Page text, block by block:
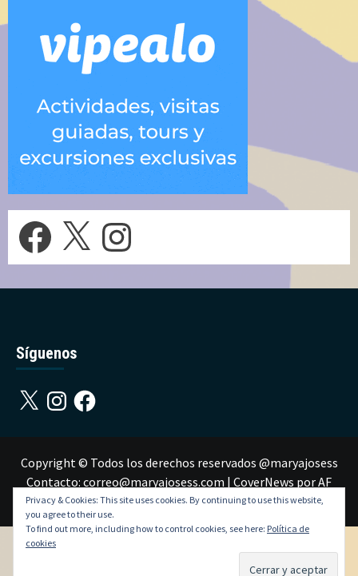
Facebook Instagram
Síguenos
X InstagramFacebook
Copyright © Todos los derechos reservados @maryajosess
Contacto: correo@maryajosess.com | CoverNews por AF
themes.
Privacy & Cookies: This site uses cookies. By continuing to use this website,
you agree to their use.
To find out more, including how to control cookies, see here: Política de
cookies